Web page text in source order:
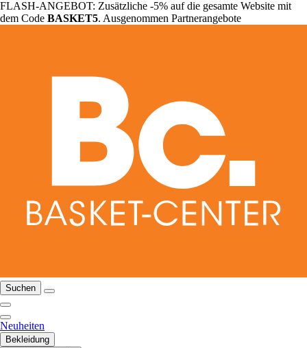
FLASH-ANGEBOT: Zusätzliche -5% auf die gesamte Website mit
dem Code BASKET5. Ausgenommen Partnerangebote
Suchen
Neuheiten
Bekleidung